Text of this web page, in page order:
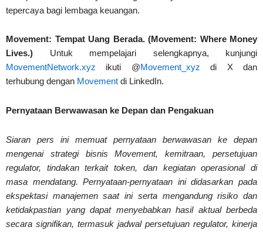
tepercaya bagi lembaga keuangan.
Movement: Tempat Uang Berada. (Movement: Where Money
Lives.) Untuk mempelajari selengkapnya, kunjungi
MovementNetwork.xyz ikuti @Movement_xyz di X dan
terhubung dengan Movement di LinkedIn.
Pernyataan Berwawasan ke Depan dan Pengakuan
Siaran pers ini memuat pernyataan berwawasan ke depan
mengenai strategi bisnis Movement, kemitraan, persetujuan
regulator, tindakan terkait token, dan kegiatan operasional di
masa mendatang. Pernyataan-pernyataan ini didasarkan pada
ekspektasi manajemen saat ini serta mengandung risiko dan
ketidakpastian yang dapat menyebabkan hasil aktual berbeda
secara signifikan, termasuk jadwal persetujuan regulator, kinerja